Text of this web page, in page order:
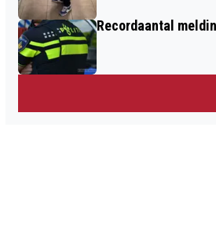
Recordaantal